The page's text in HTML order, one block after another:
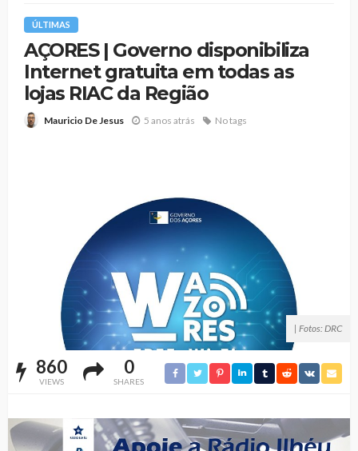
ÚLTIMAS
AÇORES | Governo disponibiliza
Internet gratuita em todas as
lojas RIAC da Região
Mauricio De Jesus 5 anos atrás No tags
| Fotos: DRC
860
VIEWS
0
SHARES